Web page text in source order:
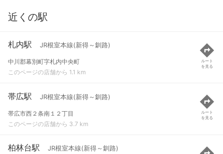
近くの駅
札内駅 JR根室本線(新得～釧路)
中川郡幕別町字札内中央町
このページの店舗から 1.1 km
ルート
を見る
帯広駅 JR根室本線(新得～釧路)
帯広市西２条南１２丁目
このページの店舗から 3.7 km
ルート
を見る
柏林台駅 JR根室本線(新得～釧路)